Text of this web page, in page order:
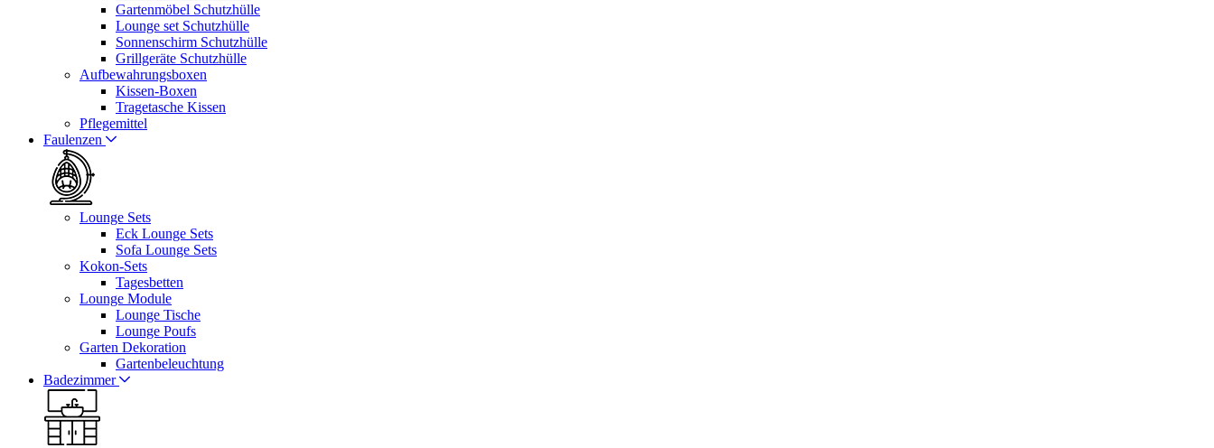
Gartenmöbel Schutzhülle
Lounge set Schutzhülle
Sonnenschirm Schutzhülle
Grillgeräte Schutzhülle
Aufbewahrungsboxen
Kissen-Boxen
Tragetasche Kissen
Pflegemittel
Faulenzen
Lounge Sets
Eck Lounge Sets
Sofa Lounge Sets
Kokon-Sets
Tagesbetten
Lounge Module
Lounge Tische
Lounge Poufs
Garten Dekoration
Gartenbeleuchtung
Badezimmer